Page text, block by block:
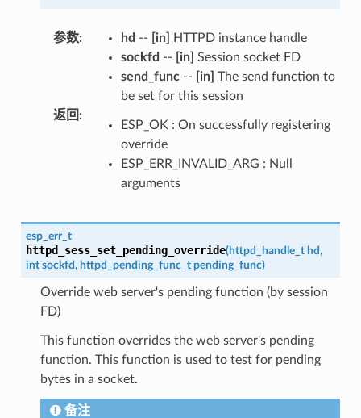
参数: hd -- [in]
HTTPD instance handle
sockfd -- [in] Session socket FD
send_func-- [in] The send function to
be set for this session
返回 :
ESP_OK : On successfully registering
override
ESP_ERR_INVALID_ARG : Null
arguments
esp_err_t
httpd_sess_set_pending_override(httpd_handle_t hd,
int sockfd, httpd_pending_func_t pending_func)
Override web server's pending function (by session
FD)
This function overrides the web server's pending
function. This function is used to test for pending
bytes in a socket.
备注